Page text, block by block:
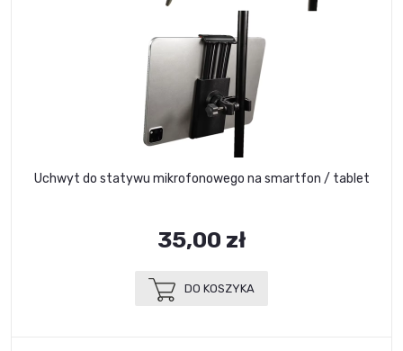
Uchwyt do statywu mikrofonowego na smartfon / tablet
35,00 zł
DO KOSZYKA